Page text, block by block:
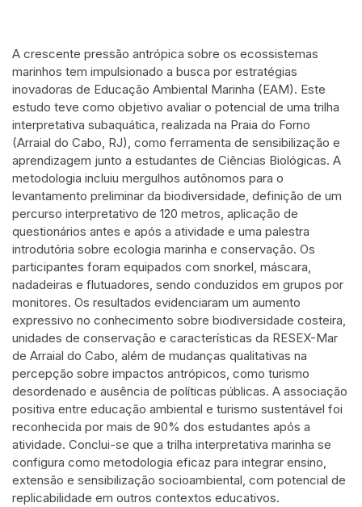
A crescente pressão antrópica sobre os ecossistemas
marinhos tem impulsionado a busca por estratégias
inovadoras de Educação Ambiental Marinha (EAM). Este
estudo teve como objetivo avaliar o potencial de uma trilha
interpretativa subaquática, realizada na Praia do Forno
(Arraial do Cabo, RJ), como ferramenta de sensibilização e
aprendizagem junto a estudantes de Ciências Biológicas. A
metodologia incluiu mergulhos autônomos para o
levantamento preliminar da biodiversidade, definição de um
percurso interpretativo de 120 metros, aplicação de
questionários antes e após a atividade e uma palestra
introdutória sobre ecologia marinha e conservação. Os
participantes foram equipados com snorkel, máscara,
nadadeiras e flutuadores, sendo conduzidos em grupos por
monitores. Os resultados evidenciaram um aumento
expressivo no conhecimento sobre biodiversidade costeira,
unidades de conservação e características da RESEX-Mar
de Arraial do Cabo, além de mudanças qualitativas na
percepção sobre impactos antrópicos, como turismo
desordenado e ausência de políticas públicas. A associação
positiva entre educação ambiental e turismo sustentável foi
reconhecida por mais de 90% dos estudantes após a
atividade. Conclui-se que a trilha interpretativa marinha se
configura como metodologia eficaz para integrar ensino,
extensão e sensibilização socioambiental, com potencial de
replicabilidade em outros contextos educativos.